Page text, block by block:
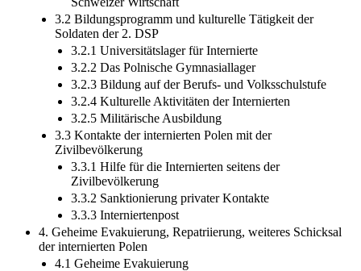
3.2 Bildungsprogramm und kulturelle Tätigkeit der
Soldaten der 2. DSP
3.2.1 Universitätslager für Internierte
3.2.2 Das Polnische Gymnasiallager
3.2.3 Bildung auf der Berufs- und Volksschulstufe
3.2.4 Kulturelle Aktivitäten der Internierten
3.2.5 Militärische Ausbildung
3.3 Kontakte der internierten Polen mit der
Zivilbevölkerung
3.3.1 Hilfe für die Internierten seitens der
Zivilbevölkerung
3.3.2 Sanktionierung privater Kontakte
3.3.3 Interniertenpost
4. Geheime Evakuierung, Repatriierung, weiteres Schicksal
der internierten Polen
4.1 Geheime Evakuierung